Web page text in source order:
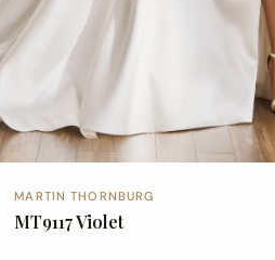
MARTIN THORNBURG
MT9117 Violet